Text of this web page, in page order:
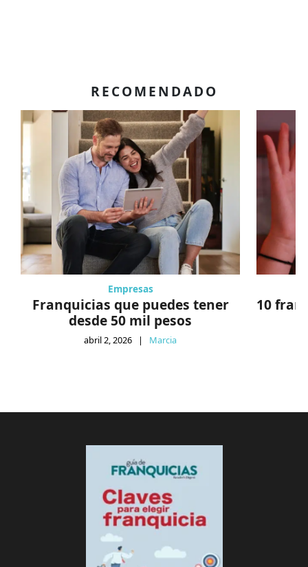
RECOMENDADO
Empresas
Franquicias que puedes tener
desde 50 mil pesos
abril 2, 2026 | Marcia
10